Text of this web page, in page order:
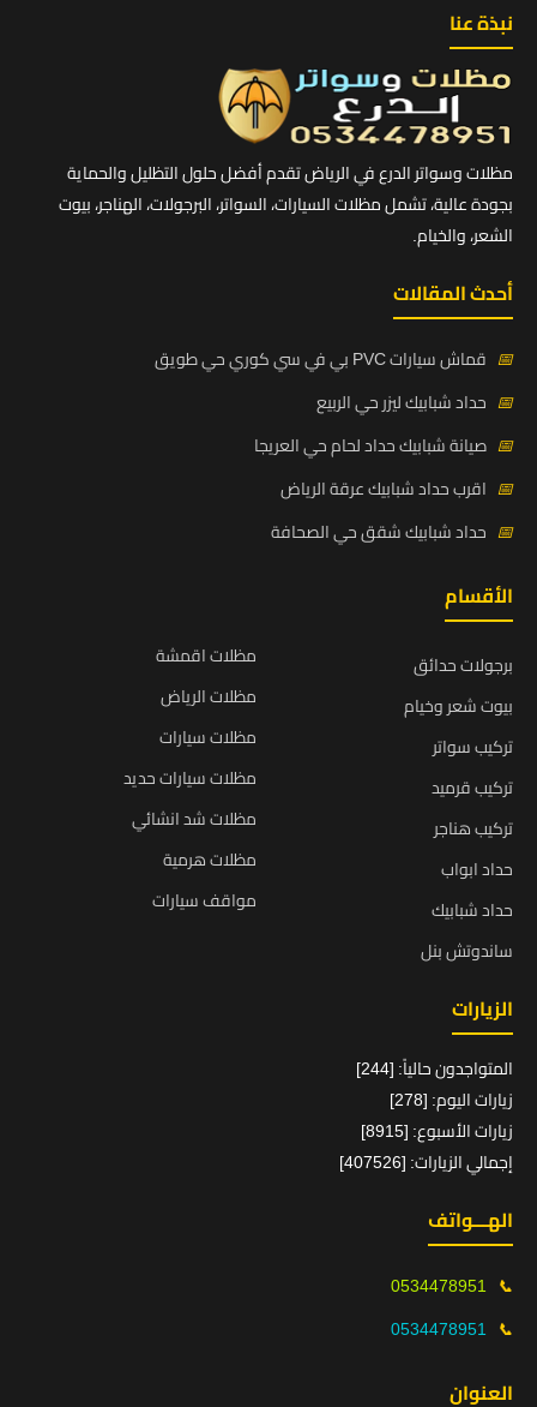
نبذة عنا
مظلات وسواتر الدرع في الرياض تقدم أفضل حلول التظليل والحماية
بجودة عالية، تشمل مظلات السيارات، السواتر، البرجولات، الهناجر، بيوت
الشعر، والخيام.
أحدث المقالات
📅 قماش سيارات PVC بي في سي كوري حي طويق
📅 حداد شبابيك ليزر حي الربيع
📅 صيانة شبابيك حداد لحام حي العريجا
📅 اقرب حداد شبابيك عرقة الرياض
📅 حداد شبابيك شقق حي الصحافة
الأقسام
برجولات حدائق
بيوت شعر وخيام
تركيب سواتر
تركيب قرميد
تركيب هناجر
حداد ابواب
حداد شبابيك
ساندوتش بنل
مظلات اقمشة
مظلات الرياض
مظلات سيارات
مظلات سيارات حديد
مظلات شد انشائي
مظلات هرمية
مواقف سيارات
الزيارات
المتواجدون حالياً: [244]
زيارات اليوم: [278]
زيارات الأسبوع: [8915]
إجمالي الزيارات: [407526]
الهـــواتف
📞
0534478951
📞
0534478951
العنوان